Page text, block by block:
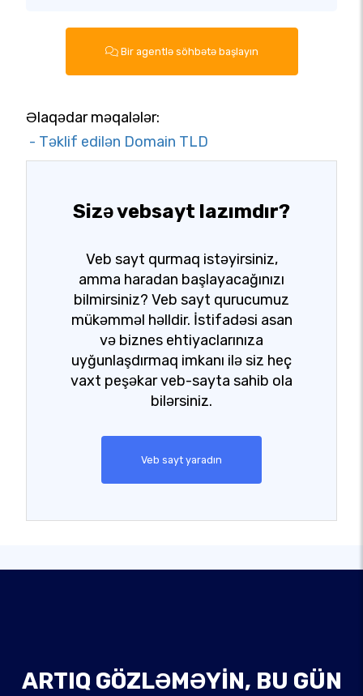
Bir agentlə söhbətə başlayın
Əlaqədar məqalələr:
- Təklif edilən Domain TLD
Sizə vebsayt lazımdır?
Veb sayt qurmaq istəyirsiniz,
amma haradan başlayacağınızı
bilmirsiniz? Veb sayt qurucumuz
mükəmməl həlldir. İstifadəsi asan
və biznes ehtiyaclarınıza
uyğunlaşdırmaq imkanı ilə siz heç
vaxt peşəkar veb-sayta sahib ola
bilərsiniz.
Veb sayt yaradın
ARTIQ GÖZLƏMƏYIN, BU GÜN